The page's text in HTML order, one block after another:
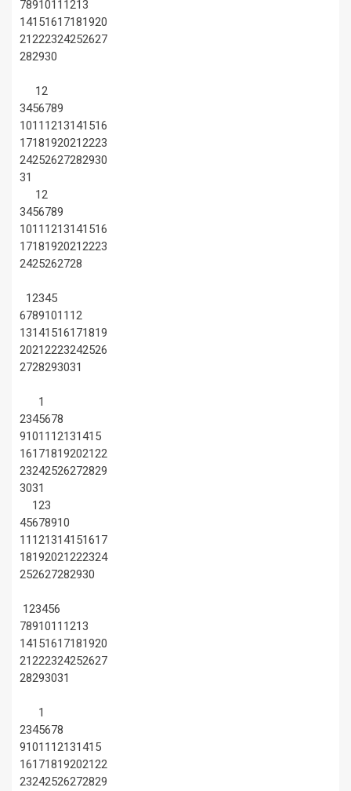
7891011 1213
14151617181920
21222324252627
282930
12
3456789
1011 1213141516
17181920212223
24252627282930
31
12
3456789
1011 1213141516
17181920212223
2425262728
12345
67891011 12
13141516171819
20212223242526
2728293031
1
2345678
91011 12131415
16171819202122
23242526272829
3031
123
45678910
11 121314151617
18192021222324
252627282930
123456
7891011 1213
14151617181920
21222324252627
28293031
1
2345678
91011 12131415
16171819202122
23242526272829